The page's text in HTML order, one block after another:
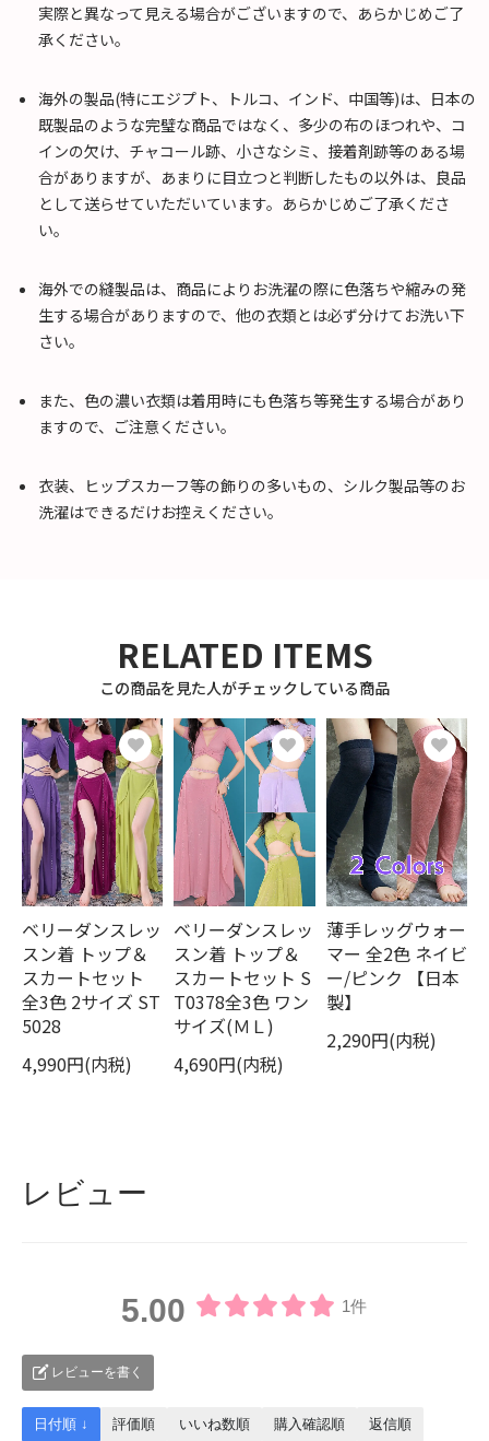
実際と異なって見える場合がございますので、あらかじめご了
承ください。
海外の製品(特にエジプト、トルコ、インド、中国等)は、日本の
既製品のような完璧な商品ではなく、多少の布のほつれや、コ
インの欠け、チャコール跡、小さなシミ、接着剤跡等のある場
合がありますが、あまりに目立つと判断したもの以外は、良品
として送らせていただいています。あらかじめご了承くださ
い。
海外での縫製品は、商品によりお洗濯の際に色落ちや縮みの発
生する場合がありますので、他の衣類とは必ず分けてお洗い下
さい。
また、色の濃い衣類は着用時にも色落ち等発生する場合があり
ますので、ご注意ください。
衣装、ヒップスカーフ等の飾りの多いもの、シルク製品等のお
洗濯はできるだけお控えください。
RELATED ITEMS
この商品を見た人がチェックしている商品
ベリーダンスレッ
スン着 トップ＆
スカートセット
全3色 2サイズ ST
5028
4,990円(内税)
ベリーダンスレッ
スン着 トップ＆
スカートセット S
T0378全3色 ワン
サイズ(ＭＬ)
4,690円(内税)
薄手レッグウォー
マー 全2色 ネイビ
ー/ピンク 【日本
製】
2,290円(内税)
レビュー
5.00 1件
レビューを書く
日付順 ↓ 評価順 いいね数順 購入確認順 返信順